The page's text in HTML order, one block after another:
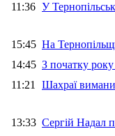
11:36 У
15:45 На
14:45 З початку року
11:21 Шахраї
13:33 Сергій Надал